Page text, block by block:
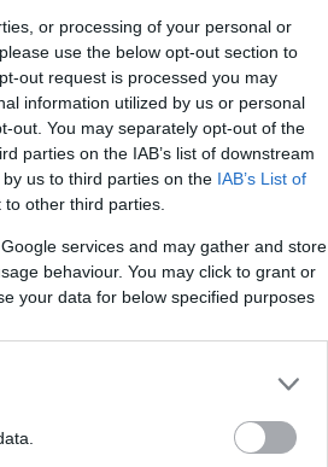
or processing of your personal or
use the below opt-out section to
out request is processed you may
information utilized by us or personal
out. You may separately opt-out of the
parties on the IAB’s list of downstream
us to third parties on the IAB’s List of
other third parties.
services and may gather and store
behaviour. You may click to grant or
your data for below specified purposes
2023 ausläuft,
für Züge, Fähren
und HÉV